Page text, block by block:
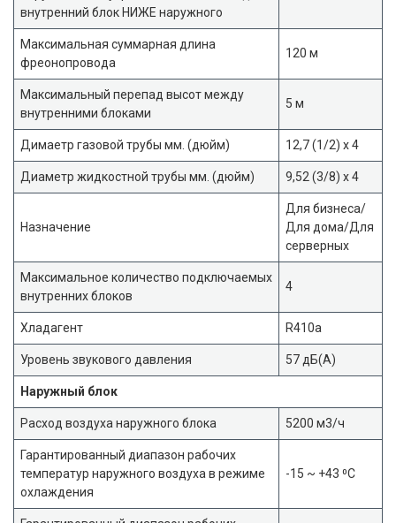
внутренний блок НИЖЕ наружного
Максимальная суммарная длина
фреонопровода
120 м
Максимальный перепад высот между
внутренними блоками
5 м
Димаетр газовой трубы мм. (дюйм) 12,7 (1/2) x 4
Диаметр жидкостной трубы мм. (дюйм) 9,52 (3/8) x 4
Назначение
Для бизнеса/
Для дома/Для
серверных
Максимальное количество подключаемых
внутренних блоков
4
Хладагент R410a
Уровень звукового давления 57 дБ(А)
Наружный блок
Расход воздуха наружного блока 5200 м3/ч
Гарантированный диапазон рабочих
температур наружного воздуха в режиме
охлаждения
-15 ~ +43 ⁰С